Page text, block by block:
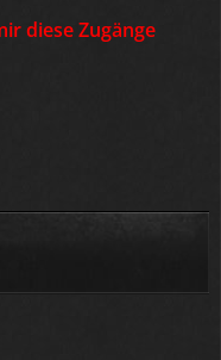
diese Zugänge